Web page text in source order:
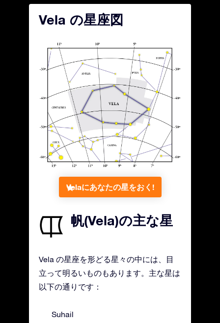
Vela の星座図
Velaにあなたの星をおく!
帆(Vela)の主な星
Vela の星座を形どる星々の中には、目
立って明るいものもあります。主な星は
以下の通りです：
Suhail